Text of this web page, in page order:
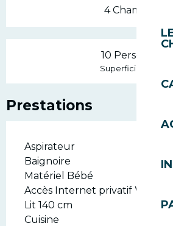
4 Chambre(s)
10 Personne(s)
Superficie : 109 m
Prestations
Aspirateur
Baignoire
Matériel Bébé
Accès Internet privatif Wifi
Lit 140 cm
Cuisine